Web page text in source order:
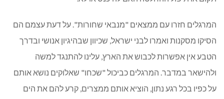
המרגלים חזרו עם ממצאים "מנבאי שחורות". על דעת עצמם הם
הסיקו מסקנות ואמרו לבני ישראל, שכיוון שבהיגיון אנושי ובדרך
הטבע אין אפשרות לכבוש את הארץ, עלינו להתנגד למשה
ולהישאר במדבר. המרגלים כביכול "שכחו" שאלוקים נושא אותם
על כפיו בכל רגע נתון, הוציא אותם ממצרים, קרע להם את הים